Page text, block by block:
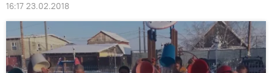
16:17 23.02.2018